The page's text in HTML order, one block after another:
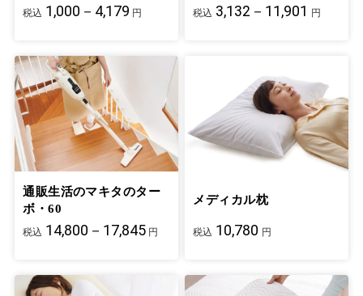
税込 1,000－4,179 円 税込 3,132－11,901 円
通販生活のマキタのター
ボ・60
税込 14,800－17,845 円
メディカル枕
税込 10,780 円